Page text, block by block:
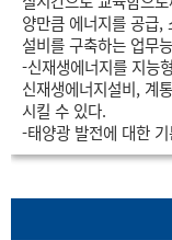
양만큼 에너지를 공급,
설비를 구축하는 업무
-신재생에너지를 지능
신재생에너지설비, 계
시킬 수 있다.
-태양광 발전에 대한